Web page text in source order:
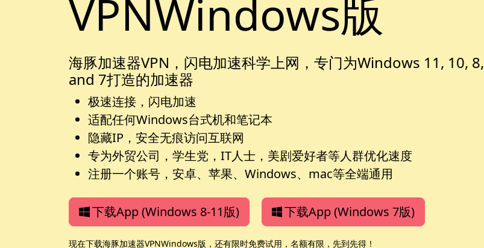
VPNWindows版
海豚加速器VPN，闪电加速科学上网，专门为Windows 11, 10, 8,
and 7打造的加速器
极速连接，闪电加速
适配任何Windows台式机和笔记本
隐藏IP，安全无痕访问互联网
专为外贸公司，学生党，IT人士，美剧爱好者等人群优化速度
注册一个账号，安卓、苹果、Windows、mac等全端通用
下载App (Windows 8-11版) 下载App (Windows 7版)
现在下载海豚加速器VPNWindows版，还有限时免费试用，名额有限，先到先得！